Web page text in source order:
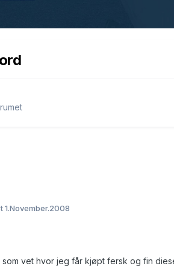
1.November.2008
som vet hvor jeg får kjøpt fersk og fin